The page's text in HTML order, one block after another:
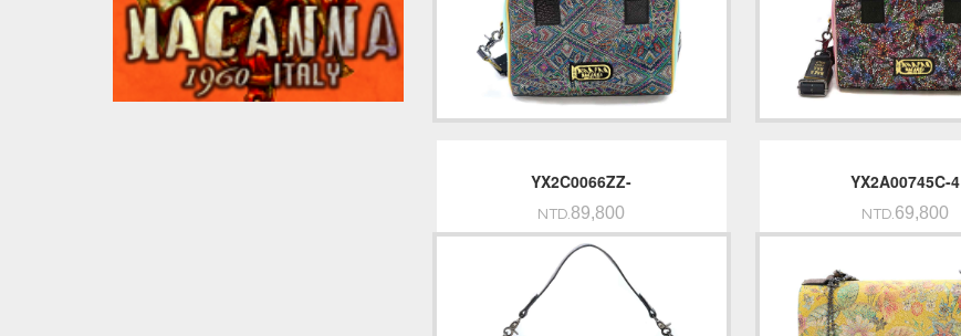
YX2C0066ZZ-
NTD.89,800
YX2A00745C-4
NTD.69,800